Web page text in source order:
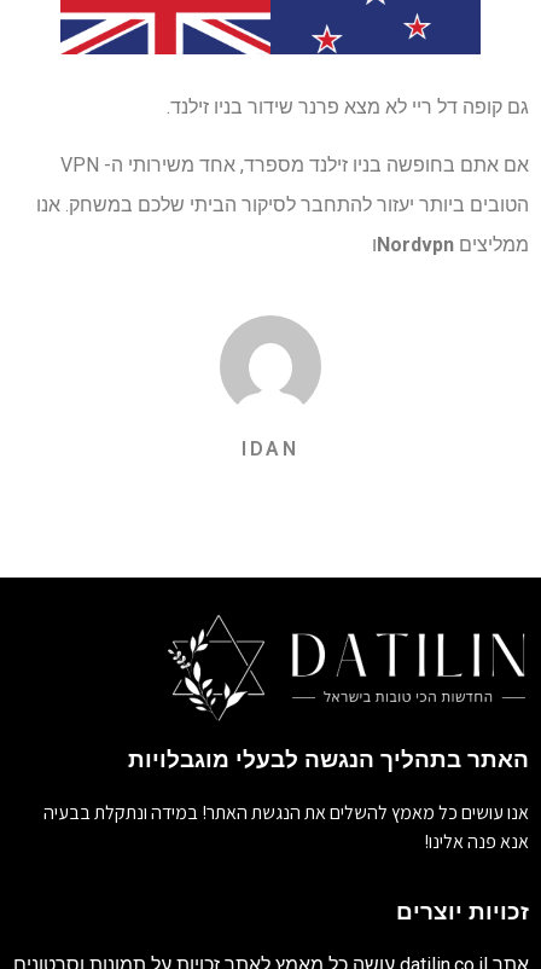
גם קופה דל ריי לא מצא פרנר שידור בניו זילנד.
אם אתם בחופשה בניו זילנד מספרד, אחד משירותי ה- VPN
הטובים ביותר יעזור להתחבר לסיקור הביתי שלכם במשחק. אנו
ממליצים Nordvpnו
IDAN
האתר בתהליך הנגשה לבעלי מוגבלויות
אנו עושים כל מאמץ להשלים את הנגשת האתר! במידה ונתקלת בבעיה
אנא פנה אלינו!
זכויות יוצרים